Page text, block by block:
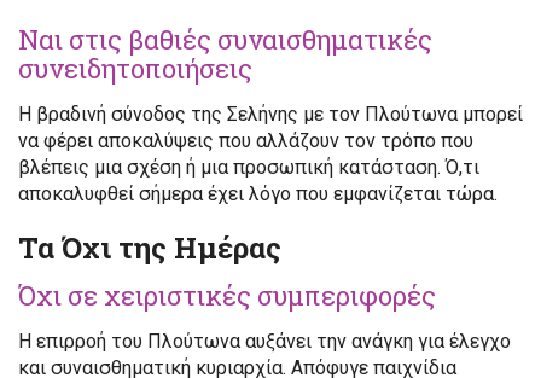
Ναι στις βαθιές συναισθηματικές
συνειδητοποιήσεις
Η βραδινή σύνοδος της Σελήνης με τον Πλούτωνα μπορεί
να φέρει αποκαλύψεις που αλλάζουν τον τρόπο που
βλέπεις μια σχέση ή μια προσωπική κατάσταση. Ό,τι
αποκαλυφθεί σήμερα έχει λόγο που εμφανίζεται τώρα.
Τα Όχι της Ημέρας
Όχι σε χειριστικές συμπεριφορές
Η επιρροή του Πλούτωνα αυξάνει την ανάγκη για έλεγχο
και συναισθηματική κυριαρχία. Απόφυγε παιχνίδια